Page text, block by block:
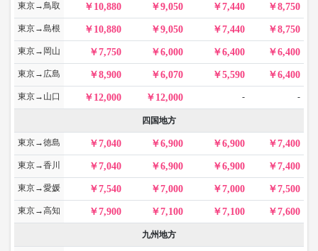
東京→鳥取 10,880 9,050 7,440 8,750
東京→島根 10,880 9,050 7,440 8,750
東京→岡山 7,750 6,000 6,400 6,400
東京→広島 8,900 6,070 5,590 6,400
東京→山口 12,000 12,000 - -
四国地方
東京→徳島 7,040 6,900 6,900 7,400
東京→香川 7,040 6,900 6,900 7,400
東京→愛媛 7,540 7,000 7,000 7,500
東京→高知 7,900 7,100 7,100 7,600
九州地方